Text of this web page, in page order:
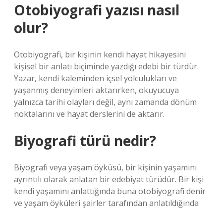
Otobiyografi yazısı nasıl
olur?
Otobiyografi, bir kişinin kendi hayat hikayesini
kişisel bir anlatı biçiminde yazdığı edebi bir türdür.
Yazar, kendi kaleminden içsel yolculukları ve
yaşanmış deneyimleri aktarırken, okuyucuya
yalnızca tarihi olayları değil, aynı zamanda dönüm
noktalarını ve hayat derslerini de aktarır.
Biyografi türü nedir?
Biyografi veya yaşam öyküsü, bir kişinin yaşamını
ayrıntılı olarak anlatan bir edebiyat türüdür. Bir kişi
kendi yaşamını anlattığında buna otobiyografi denir
ve yaşam öyküleri şairler tarafından anlatıldığında